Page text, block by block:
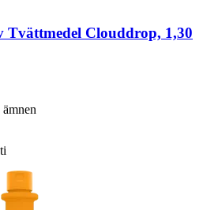
Tvättmedel Clouddrop, 1,30